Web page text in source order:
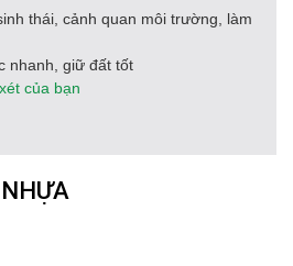
thái, cảnh quan môi trường, làm
nhanh, giữ đất tốt
của bạn